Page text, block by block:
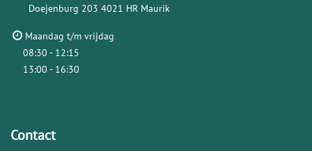
Doejenburg 203 4021 HR Maurik
Maandag t/m vrijdag
08:30 - 12:15
13:00 - 16:30
Contact